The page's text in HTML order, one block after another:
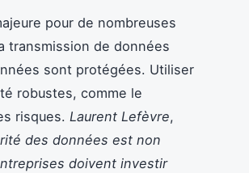
pour de nombreuses
transmission de données
sont protégées. Utiliser
robustes, comme le
risques. Laurent Lefèvre,
des données est non
doivent investir